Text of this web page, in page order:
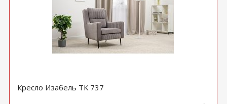
Кресло Изабель ТК 737